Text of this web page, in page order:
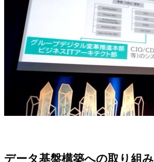
データ基盤構築への取り組み